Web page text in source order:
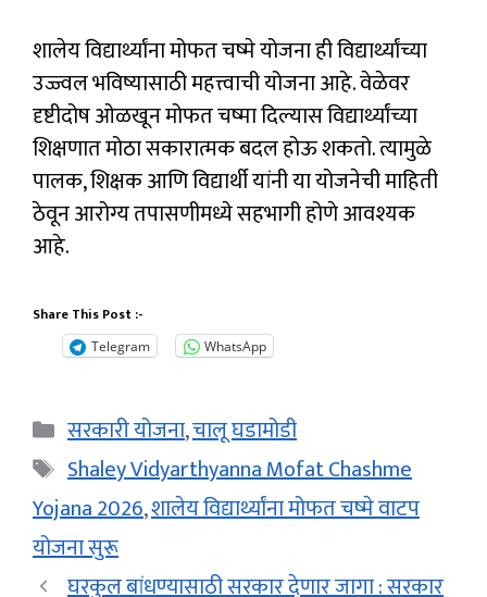
शालेय विद्यार्थ्यांना मोफत चष्मे योजना ही विद्यार्थ्यांच्या
उज्ज्वल भविष्यासाठी महत्त्वाची योजना आहे. वेळेवर
दृष्टीदोष ओळखून मोफत चष्मा दिल्यास विद्यार्थ्यांच्या
शिक्षणात मोठा सकारात्मक बदल होऊ शकतो. त्यामुळे
पालक, शिक्षक आणि विद्यार्थी यांनी या योजनेची माहिती
ठेवून आरोग्य तपासणीमध्ये सहभागी होणे आवश्यक
आहे.
Share This Post :-
Telegram WhatsApp
Categories
सरकारी योजना,चालू घडामोडी
Tags
Shaley Vidyarthyanna Mofat Chashme
Yojana 2026,शालेय विद्यार्थ्यांना मोफत चष्मे वाटप
योजना सुरू
घरकुल बांधण्यासाठी सरकार देणार जागा : सरकार